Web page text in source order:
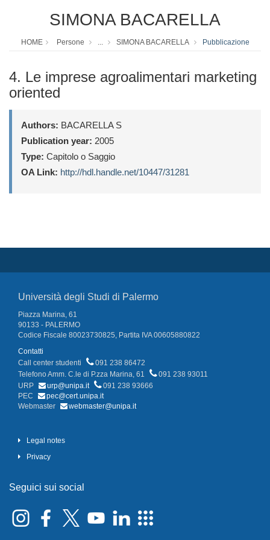
SIMONA BACARELLA
HOME Persone ... SIMONA BACARELLA Pubblicazione
4. Le imprese agroalimentari marketing
oriented
Authors: BACARELLA S
Publication year: 2005
Type: Capitolo o Saggio
OA Link: http://hdl.handle.net/10447/31281
Università degli Studi di Palermo
Piazza Marina, 61
90133 - PALERMO
Codice Fiscale 80023730825, Partita IVA 00605880822
Contatti
Call center studenti
091 238 86472
Telefono Amm. C.le di P.zza Marina, 61
091 238 93011
URP
urp@unipa.it
091 238 93666
PEC
pec@cert.unipa.it
Webmaster
webmaster@unipa.it
Legal notes
Privacy
Seguici sui social